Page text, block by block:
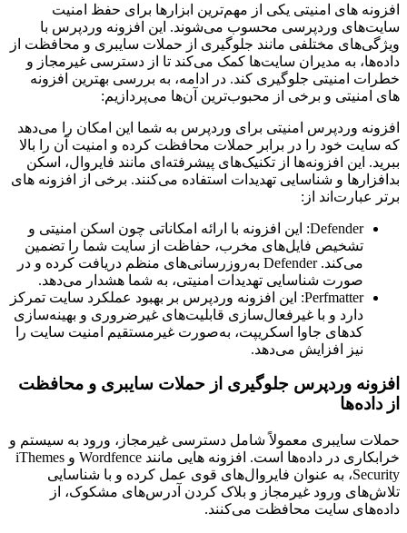
افزونه ‌های امنیتی یکی از مهم‌ترین ابزارها برای حفظ امنیت
سایت‌های وردپرسی محسوب می‌شوند. این افزونه وردپرس با
ویژگی‌های مختلفی مانند جلوگیری از حملات سایبری و محافظت از
داده‌ها، به مدیران سایت‌ها کمک می‌کند تا از دسترسی غیرمجاز و
خطرات امنیتی جلوگیری کند. در ادامه، به بررسی بهترین افزونه
‌های امنیتی و برخی از محبوب‌ترین آن‌ها می‌پردازیم:
افزونه وردپرس امنیتی برای وردپرس به شما این امکان را می‌دهد
که سایت خود را در برابر حملات محافظت کرده و امنیت آن را بالا
ببرید. این افزونه‌ها از تکنیک‌های پیشرفته‌ای مانند فایروال، اسکن
بدافزارها و شناسایی تهدیدات استفاده می‌کنند. برخی از افزونه ‌های
برتر عبارت‌اند از:
Defender: این افزونه با ارائه امکاناتی چون اسکن امنیتی و
تشخیص فایل‌های مخرب، حفاظت از سایت شما را تضمین
می‌کند. Defender به‌روز‌رسانی‌های منظم دریافت کرده و در
صورت شناسایی تهدیدات امنیتی، به شما هشدار می‌دهد.
Perfmatter: این افزونه وردپرس بر بهبود عملکرد سایت تمرکز
دارد و با غیرفعال‌سازی قابلیت‌های غیرضروری و بهینه‌سازی
کدهای جاوا اسکریپت، به‌صورت غیرمستقیم امنیت سایت را
نیز افزایش می‌دهد.
افزونه ‌وردپرس جلوگیری از حملات سایبری و محافظت
از داده‌ها
حملات سایبری معمولاً شامل دسترسی غیرمجاز، ورود به سیستم و
خرابکاری در داده‌ها است. افزونه ‌هایی مانند Wordfence و iThemes
Security، به عنوان فایروال‌های قوی عمل کرده و با شناسایی
تلاش‌های ورود غیرمجاز و بلاک کردن آدرس‌های مشکوک، از
داده‌های سایت محافظت می‌کنند.